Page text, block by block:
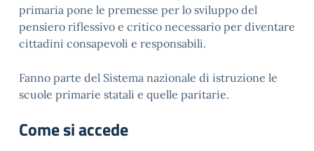
primaria pone le premesse per lo sviluppo del
pensiero riflessivo e critico necessario per diventare
cittadini consapevoli e responsabili.
Fanno parte del Sistema nazionale di istruzione le
scuole primarie statali e quelle paritarie.
Come si accede